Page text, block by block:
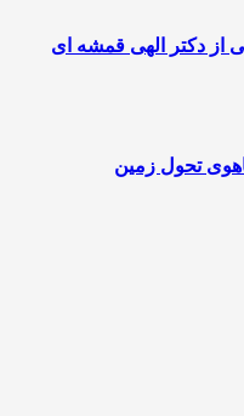
از دکتر الهی قمشه ای
تحول زمین